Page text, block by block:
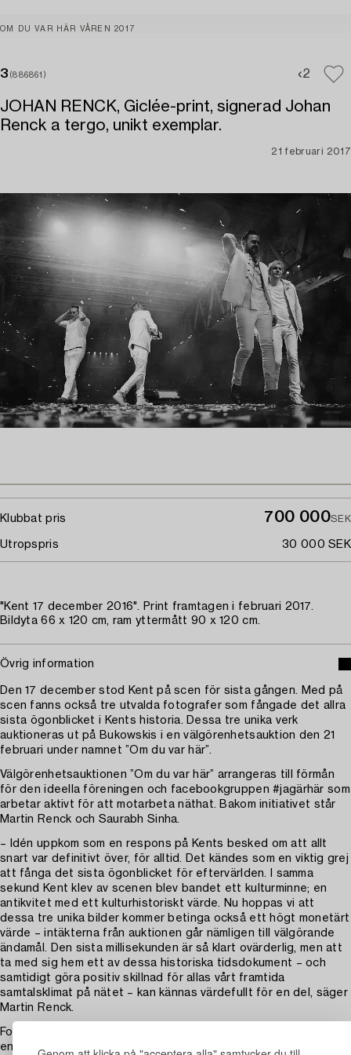
OM DU VAR HÄR VÅREN 2017
3 (886861) 2
JOHAN RENCK, Giclée-print, signerad Johan
Renck a tergo, unikt exemplar.
21 februari 2017
Klubbat pris 700 000SEK
Utropspris 30 000 SEK
"Kent 17 december 2016". Print framtagen i februari 2017.
Bildyta 66 x 120 cm, ram yttermått 90 x 120 cm.
Övrig information
Den 17 december stod Kent på scen för sista gången. Med på
scen fanns också tre utvalda fotografer som fångade det allra
sista ögonblicket i Kents historia. Dessa tre unika verk
auktioneras ut på Bukowskis i en välgörenhetsauktion den 21
februari under namnet ”Om du var här”.
Välgörenhetsauktionen ”Om du var här” arrangeras till förmån
för den ideella föreningen och facebookgruppen #jagärhär som
arbetar aktivt för att motarbeta näthat. Bakom initiativet står
Martin Renck och Saurabh Sinha.
– Idén uppkom som en respons på Kents besked om att allt
snart var definitivt över, för alltid. Det kändes som en viktig grej
att fånga det sista ögonblicket för eftervärlden. I samma
sekund Kent klev av scenen blev bandet ett kulturminne; en
antikvitet med ett kulturhistoriskt värde. Nu hoppas vi att
dessa tre unika bilder kommer betinga också ett högt monetärt
värde – intäkterna från auktionen går nämligen till välgörande
ändamål. Den sista millisekunden är så klart ovärderlig, men att
ta med sig hem ett av dessa historiska tidsdokument – och
samtidigt göra positiv skillnad för allas vårt framtida
samtalsklimat på nätet – kan kännas värdefullt för en del, säger
Martin Renck.
Fotograferna som förevigat Kents sista ögonblick har alla varit
en viktig del av bandets visuella uttryck; Johan Renck,